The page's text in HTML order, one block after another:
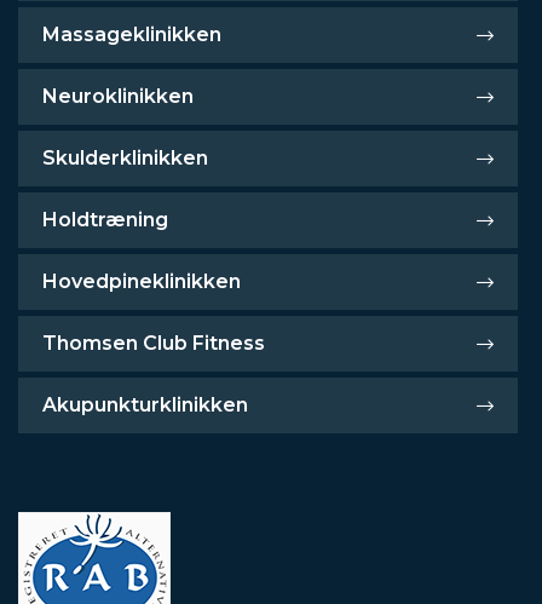
Massageklinikken
Neuroklinikken
Skulderklinikken
Holdtræning
Hovedpineklinikken
Thomsen Club Fitness
Akupunkturklinikken